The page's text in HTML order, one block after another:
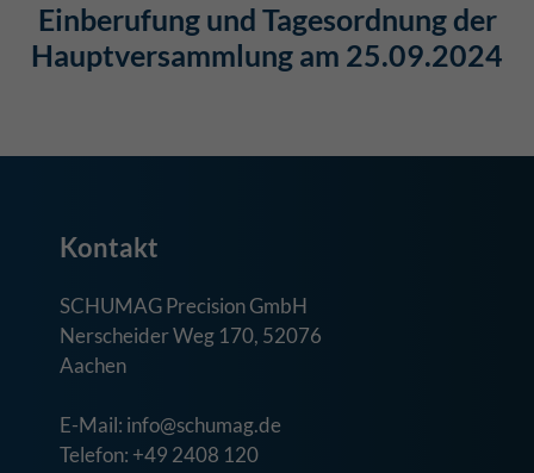
Einberufung und Tagesordnung der
Hauptversammlung am 25.09.2024
Kontakt
SCHUMAG Precision GmbH
Nerscheider Weg 170, 52076
Aachen
E-Mail: info@schumag.de
Telefon: +49 2408 120